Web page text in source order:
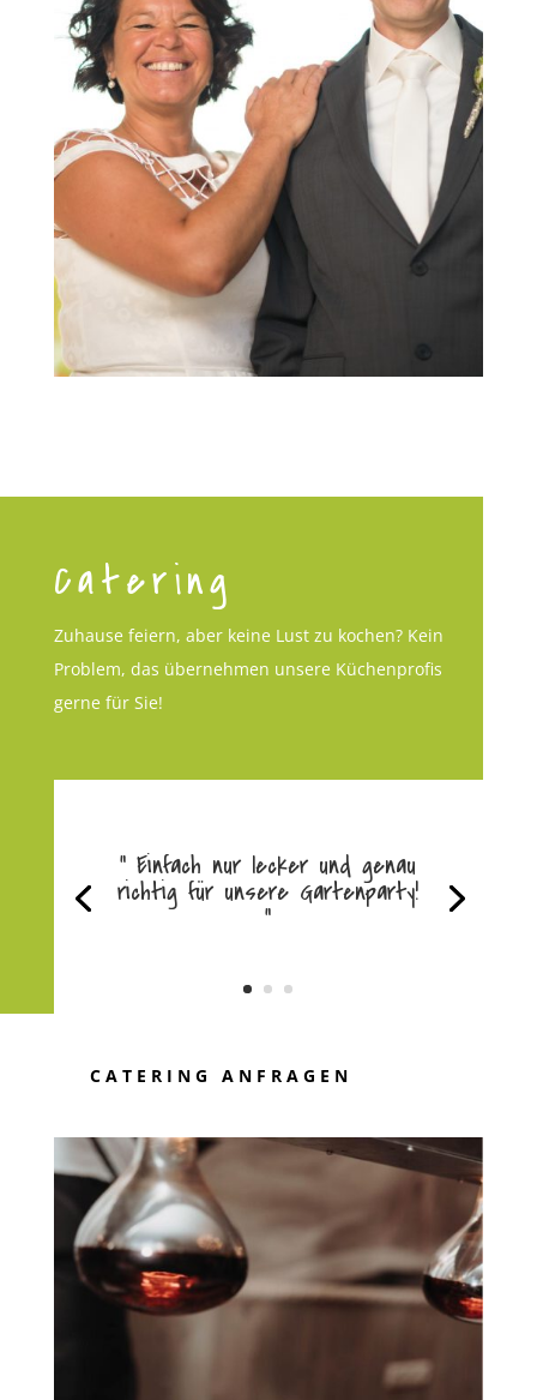
Catering
Zuhause feiern, aber keine Lust zu kochen? Kein
Problem, das übernehmen unsere Küchenprofis
gerne für Sie!
“ Einfach nur lecker und genau
richtig für unsere Gartenparty!
"
CATERING ANFRAGEN